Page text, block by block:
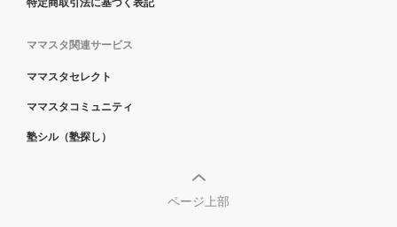
ママスタ関連サービス
ママスタセレクト
ママスタコミュニティ
塾シル（塾探し）
ページ上部